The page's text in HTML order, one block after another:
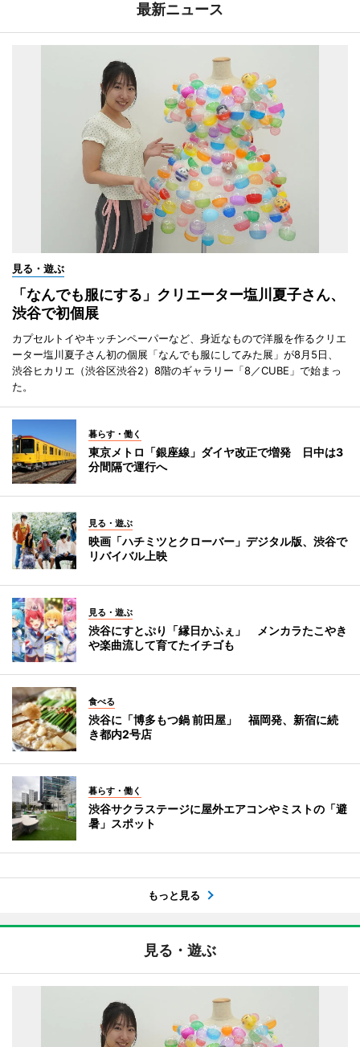
最新ニュース
見る・遊ぶ
「なんでも服にする」クリエーター塩川夏子さん、
渋谷で初個展
カプセルトイやキッチンペーパーなど、身近なもので洋服を作るクリエ
ーター塩川夏子さん初の個展「なんでも服にしてみた展」が8月5日、
渋谷ヒカリエ（渋谷区渋谷2）8階のギャラリー「8／CUBE」で始まっ
た。
暮らす・働く
東京メトロ「銀座線」ダイヤ改正で増発 日中は3
分間隔で運行へ
見る・遊ぶ
映画「ハチミツとクローバー」デジタル版、渋谷で
リバイバル上映
見る・遊ぶ
渋谷にすとぷり「縁日かふぇ」 メンカラたこやき
や楽曲流して育てたイチゴも
食べる
渋谷に「博多もつ鍋 前田屋」 福岡発、新宿に続
き都内2号店
暮らす・働く
渋谷サクラステージに屋外エアコンやミストの「避
暑」スポット
もっと見る
見る・遊ぶ